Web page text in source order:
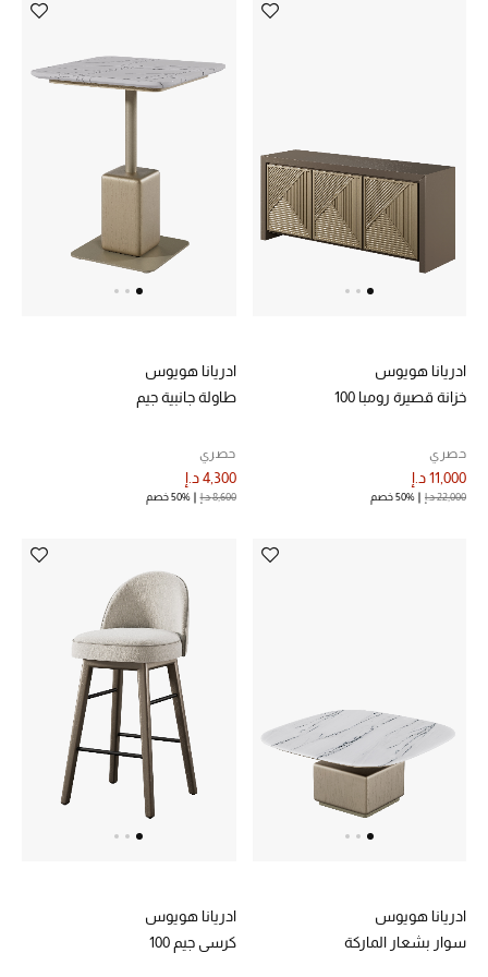
الجمال
خصومات
الجديد في عالم الجمال
العطور
مستحضرات الاستحمام والعناية بالجسم
الصحة والعافية
مجموعة الجمال
ادريانا هويوس
خزانة قصيرة رومبا 100
حصري
11,000 د.إ
22,000 د.إ 50% خصم
ادريانا هويوس
طاولة جانبية جيم
حصري
4,300 د.إ
8,600 د.إ 50% خصم
ادريانا هويوس
سوار بشعار الماركة
ادريانا هويوس
كرسي جيم 100